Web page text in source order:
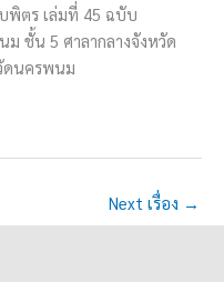
พิตร เล่มที่ 45 ฉบับ
ชั้น 5 ศาลากลางจังหวัด
ดนครพนม
Next เรื่อง →